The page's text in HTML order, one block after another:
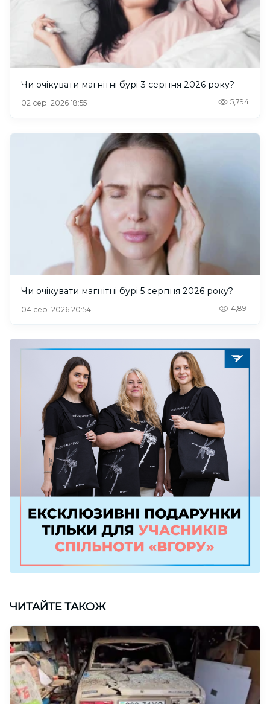
Чи очікувати магнітні бурі 3 серпня 2026 року?
02 сер. 2026 18:55 5,794
Чи очікувати магнітні бурі 5 серпня 2026 року?
04 сер. 2026 20:54 4,891
ЧИТАЙТЕ ТАКОЖ